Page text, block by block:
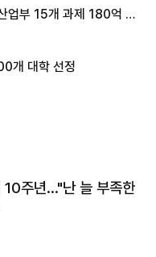
업부 15개 과제 180억 지
개 대학 선정
10주년…"난 늘 부족한